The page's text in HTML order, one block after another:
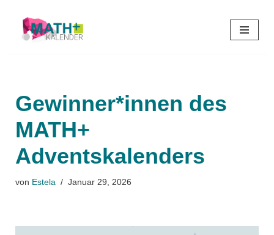
Zum
Gewinner*innen des
MATH+
Adventskalenders
von Estela Januar 29, 2026